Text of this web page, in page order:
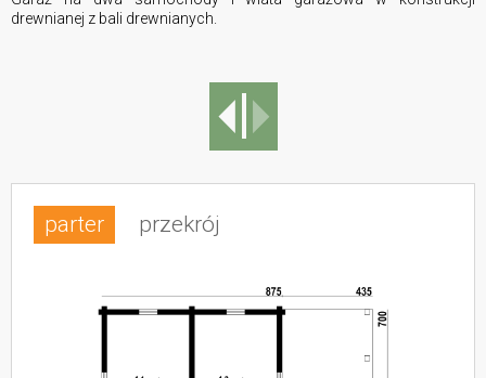
drewnianej z bali drewnianych.
parter przekrój